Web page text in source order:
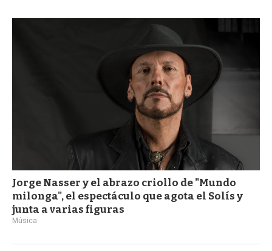
Jorge Nasser y el abrazo criollo de "Mundo
milonga", el espectáculo que agota el Solís y
junta a varias figuras
Música